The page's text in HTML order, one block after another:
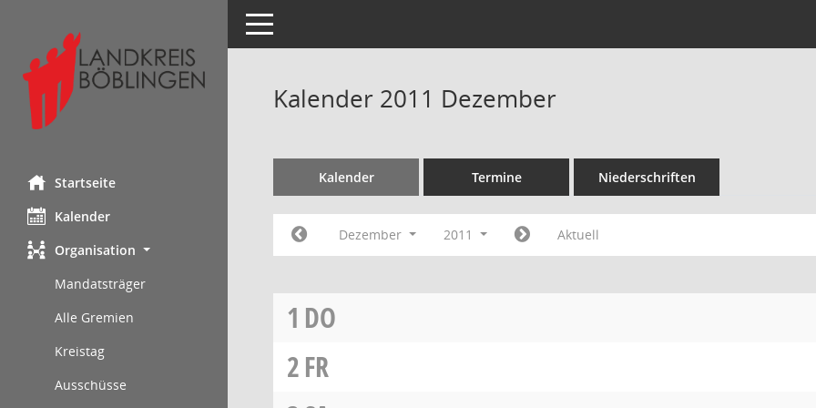
Startseite
Kalender
Organisation
Mandatsträger
Alle Gremien
Kreistag
Ausschüsse
Toggle navigation
Kalender 2011 Dezember
Kalender Termine Niederschriften
Dezember 2011 Aktuell
1 DO
2FR